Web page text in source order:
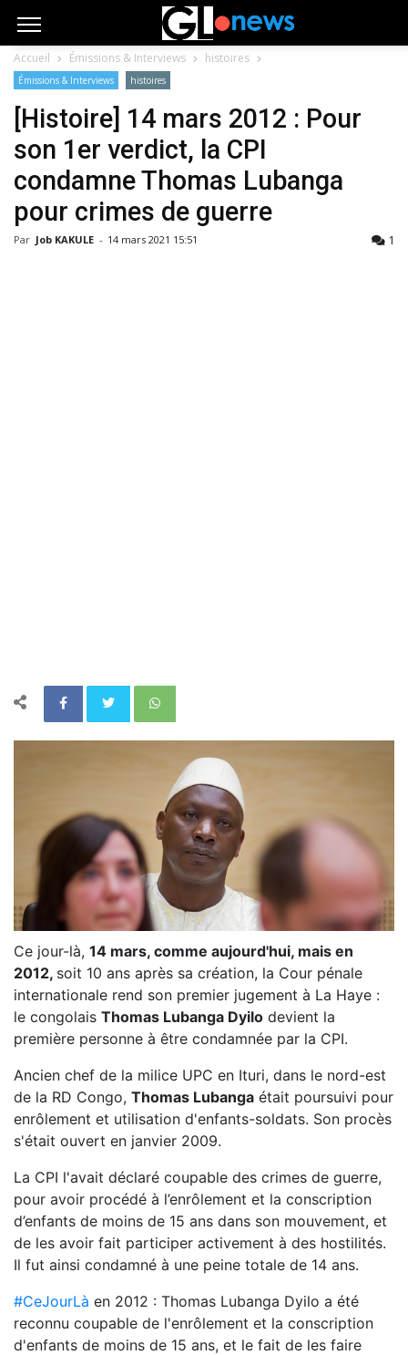
Accueil Émissions & Interviews histoires
Émissions & Interviews histoires
[Histoire] 14 mars 2012 : Pour
son 1er verdict, la CPI
condamne Thomas Lubanga
pour crimes de guerre
Par Job KAKULE - 14 mars 2021 15:51 1
Ce jour-là, 14 mars, comme aujourd'hui, mais en
2012, soit 10 ans après sa création, la Cour pénale
internationale rend son premier jugement à La Haye :
le congolais Thomas Lubanga Dyilo devient la
première personne à être condamnée par la CPI.
Ancien chef de la milice UPC en Ituri, dans le nord-est
de la RD Congo, Thomas Lubanga était poursuivi pour
enrôlement et utilisation d'enfants-soldats. Son procès
s'était ouvert en janvier 2009.
La CPI l'avait déclaré coupable des crimes de guerre,
pour avoir procédé à l’enrôlement et la conscription
d’enfants de moins de 15 ans dans son mouvement, et
de les avoir fait participer activement à des hostilités.
Il fut ainsi condamné à une peine totale de 14 ans.
#CeJourLà en 2012 : Thomas Lubanga Dyilo a été
reconnu coupable de l'enrôlement et la conscription
d'enfants de moins de 15 ans, et le fait de les faire